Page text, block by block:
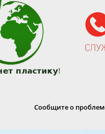
Сообщите о